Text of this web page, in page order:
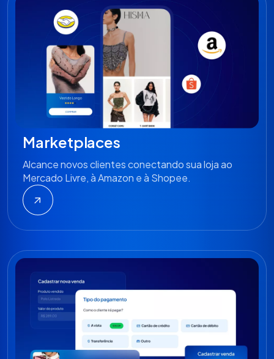
Marketplaces
Alcance novos clientes conectando sua loja ao
Mercado Livre, à Amazon e à Shopee.